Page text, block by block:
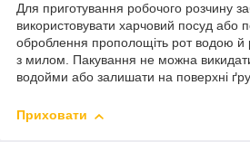
Для приготування робочого розчину
використовувати харчовий посуд або
оброблення прополощіть рот водою й
з милом. Пакування не можна
водойми або залишати на поверхні
Приховати